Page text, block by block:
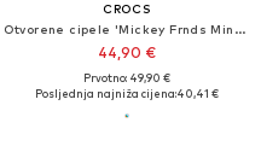
CROCS
Otvorene cipele 'Mickey Frnds Minnie Cls'
44,90 €
Prvotno: 49,90 €
Posljednja najniža cijena:40,41 €